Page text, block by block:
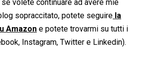
volete continuare ad avere mie
sopraccitato, potete seguire la
Amazon e potete trovarmi su tutti i
Instagram, Twitter e Linkedin).